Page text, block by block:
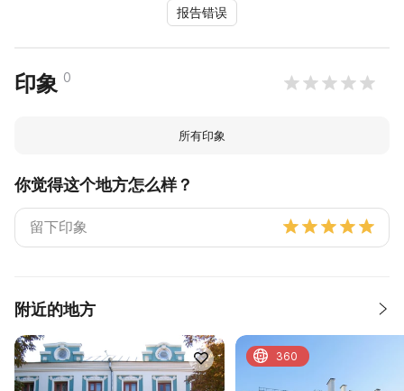
报告错误
印象 0
所有印象
你觉得这个地方怎么样？
附近的地方
360